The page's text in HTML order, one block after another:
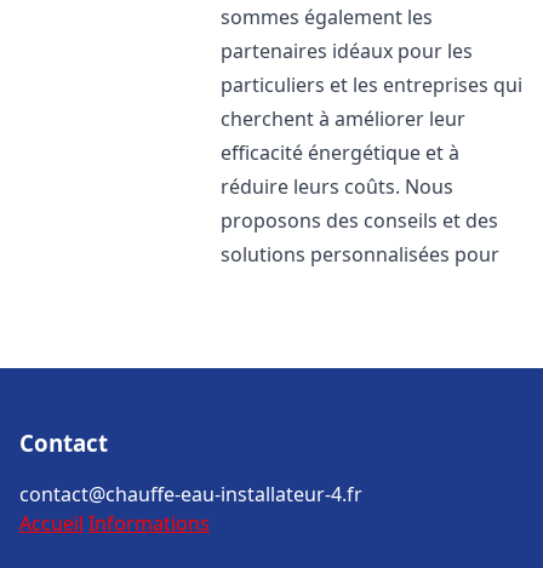
sommes également les
partenaires idéaux pour les
particuliers et les entreprises qui
cherchent à améliorer leur
efficacité énergétique et à
réduire leurs coûts. Nous
proposons des conseils et des
solutions personnalisées pour
Contact
contact@chauffe-eau-installateur-4.fr
Accueil Informations